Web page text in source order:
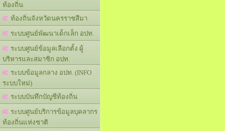
ท้องถิ่น
ท้องถิ่นจังหวัดนครราชสีมา
ระบบศูนย์พัฒนาเด็กเล็ก อปท.
ระบบศูนย์ข้อมูลเลือกตั้ง ผู้
บริหารและสมาชิก อปท.
ระบบข้อมูลกลาง อปท. (INFO
ระบบใหม่)
ระบบบันทึกบัญชีท้องถิ่น
ระบบศูนย์บริการข้อมูลบุคลากร
ท้องถิ่นแห่งชาติ